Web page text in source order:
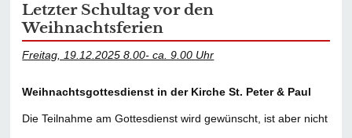
Letzter Schultag vor den
Weihnachtsferien
Freitag, 19.12.2025 8.00- ca. 9.00 Uhr
Weihnachtsgottesdienst in der Kirche St. Peter & Paul
Die Teilnahme am Gottesdienst wird gewünscht, ist aber nicht